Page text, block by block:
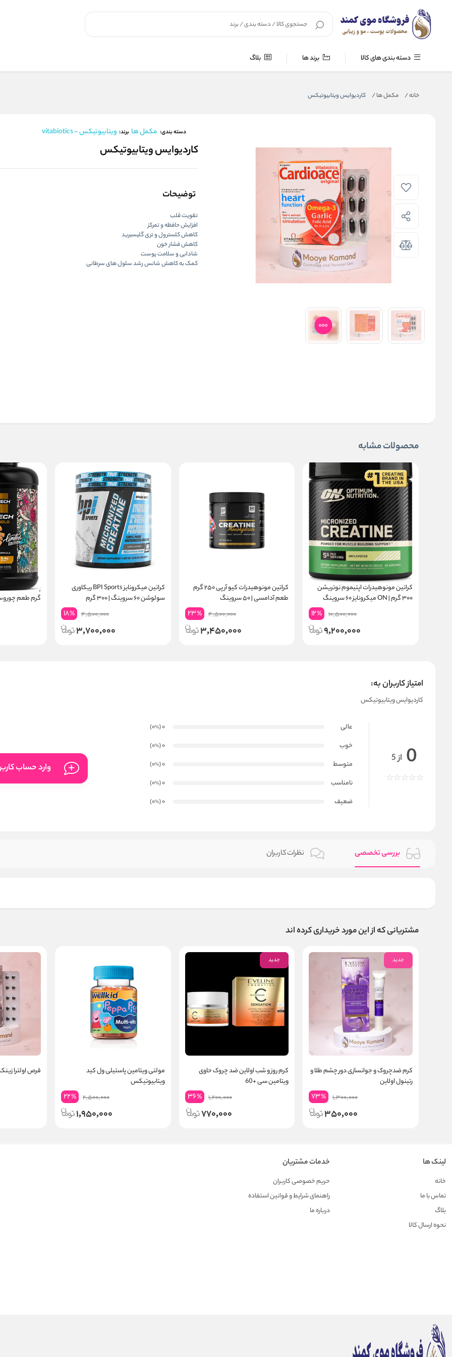
دسته بندی های کالا برند ها بلاگ
خانه/ مکمل ها/ کاردیوایس ویتابیوتیکس
دسته بندی: مکمل ها برند: ویتابیوتیکس - vitabiotics
کاردیوایس ویتابیوتیکس
توضیحات
تقویت قلب
افزایش حافظه و تمرکز
کاهش کلسترول و تری گلیسیرید
کاهش فشار خون
شادابی و سلامت پوست
کمک به کاهش شانس رشد سلول های سرطانی
محصولات مشابه
کراتین مونوهیدرات اپتیموم نوتریشن
۳۰۰ گرم | ON میکرونایز ۶۰ سروینگ
10,500,000
12%
9,200,000
کراتین مونوهیدرات کیو آر پی ۲۵۰ گرم
طعم آدامسی | ۵۰ سروینگ
4,500,000
23%
3,450,000
کراتین میکرونایز BPI Sports ریکاوری
سولوشن ۶۰ سروینگ | ۳۰۰ گرم
4,500,000
18%
3,700,000
گرم طعم چوروس | ۲۴ گرم
امتیاز کاربران به:
کاردیوایس ویتابیوتیکس
0 از 5
عالی 0
(0
%
)
خوب
0
(0
%
)
متوسط
0
(0
%
)
نامناسب
0
(0
%
)
ضعیف
0
(0
%
)
وارد حساب
بررسی تخصصی نظرات کاربران
مشتریانی که از این مورد خریداری کرده اند
جدید
کرم ضدچروک و جوانسازی دور چشم طلا و
رتینول اولاین
1,300,000
73%
350,000
جدید
کرم روز و شب اولاین ضد چروک حاوی
ویتامین سی +60
1,200,000
36%
770,000
مولتی ویتامین پاستیلی ول کید
ویتابیوتیکس
2,500,000
22%
1,950,000
قرص اولترا
لینک ها
خانه
تماس با ما
بلاگ
نحوه ارسال کالا
خدمات مشتریان
حریم خصوصی کاربران
راهنمای شرایط و قوانین استفاده
درباره ما